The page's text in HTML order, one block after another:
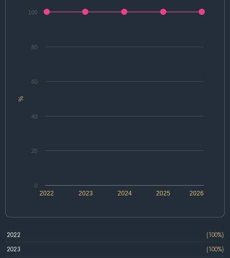
%
2022 2024 2026
2023 2025
0
20
40
60
80
100
2022
(100%)
2023
(100%)